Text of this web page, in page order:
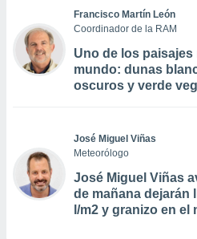
Francisco Martín León
Coordinador de la RAM
Uno de los paisajes
mundo: dunas
oscuros y verde
José Miguel Viñas
Meteorólogo
José Miguel Viñas
de mañana dejarán
l/m2 y granizo en